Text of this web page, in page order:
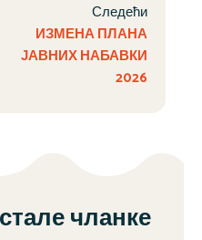
Следећи
ИЗМЕНА ПЛАНА
ЈАВНИХ НАБАВКИ
2026
чланке